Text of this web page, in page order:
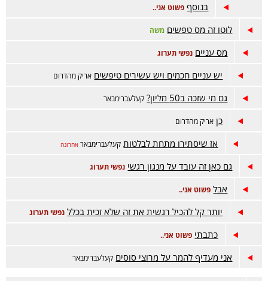
בנוסף פשוט אני..
לוטו זה מס טפשים משה
מס עניים נפשי תערוג
יש עניים חכמים ויש עשירים טיפשים אריק מהדרום
גם מי שזכה ב50 מליון? קעלעברימבאר
כן אריק מהדרום
אז שיסתירו מתחת לבלטות קעלעברימבאר אחרונה
גם כאן זה עובד על מנגון רגשי נפשי תערוג
אבל פשוט אני..
יותר קל להכיל רגשית את זה שלא זכית בכלל נפשי תערוג
כתבתי פשוט אני..
אני מעדיף להמר על מרוצי סוסים קעלעברימבאר